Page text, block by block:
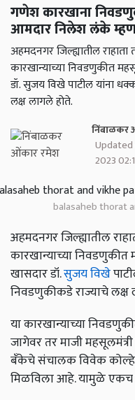
गणेश कारखाना
आमदार निलेश लंके
अहमदनगर जिल्ह्यातील
कारखान्याच्या निवडणुकीत
डॉ. सुजय विखे पाटील यांना
लक्ष लागले होते.
निंबाळकर
Updated
2023
balasaheb thorat
अहमदनगर जिल्ह्यातील
कारखान्याच्या निवडणुकीत
खासदार डॉ.सुजय विखे
निवडणुकीकडे राज्याचे लक्ष
या कारखान्याच्या
जागेवर तर माजी
बॅंकेचे संचालक विवेक कोल्हे
मिळविला आहे. यामुळे